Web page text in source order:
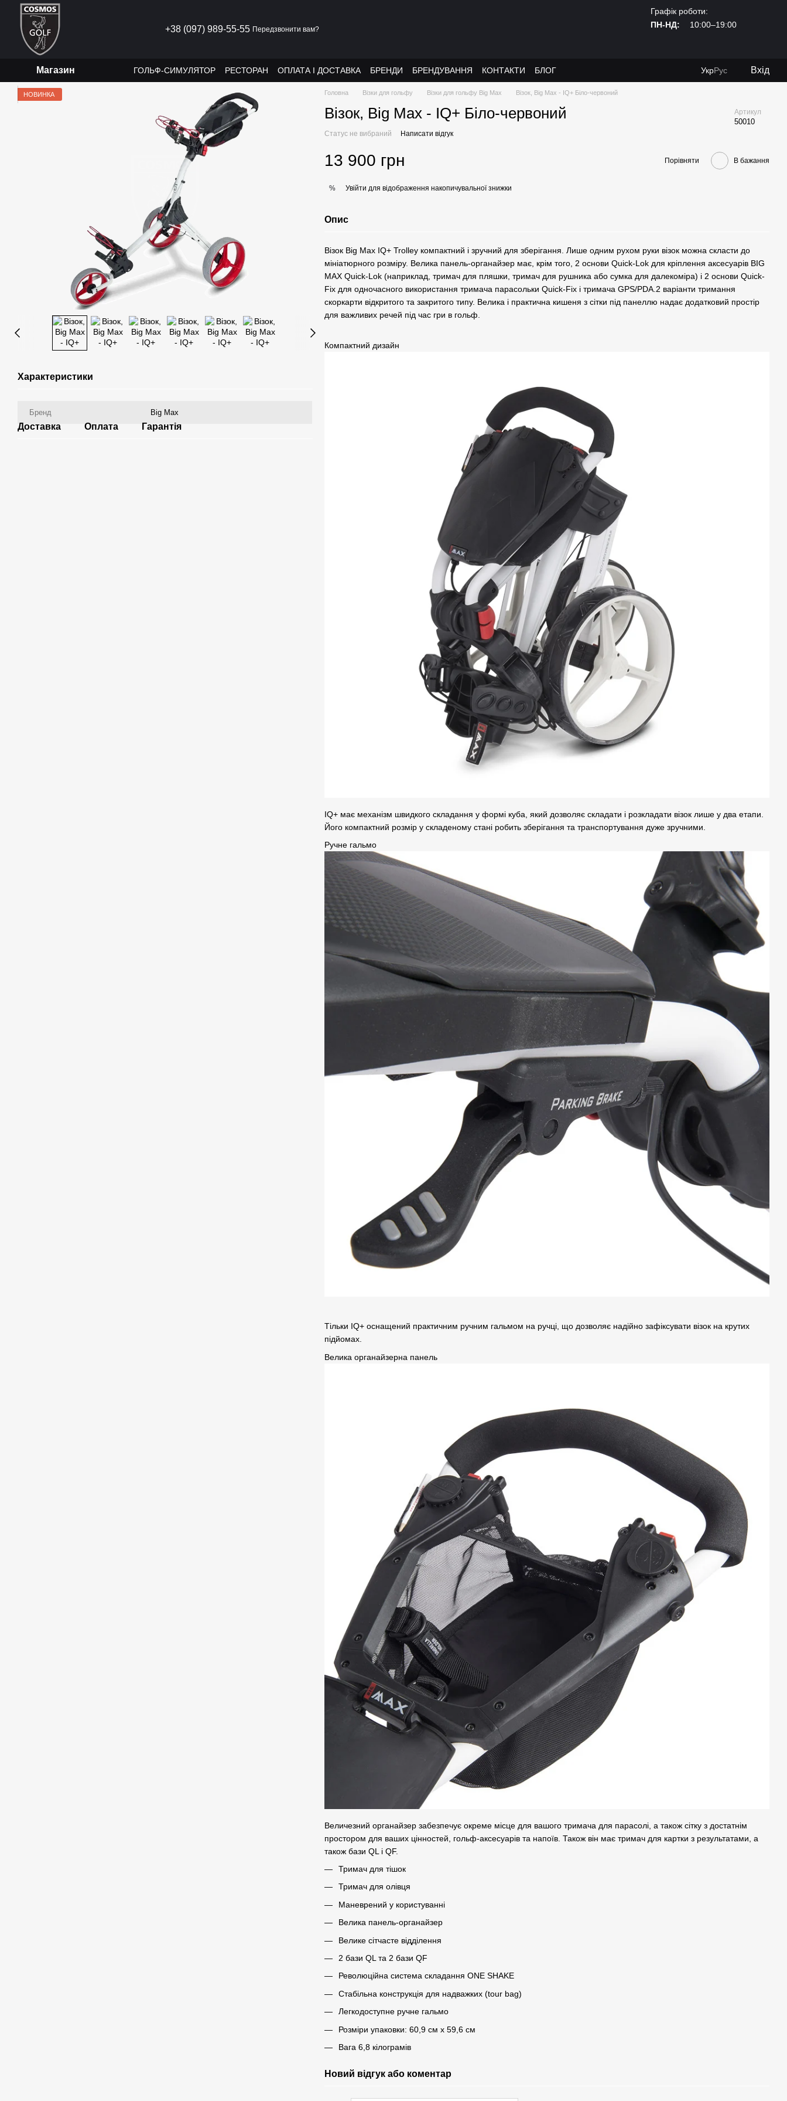
Перейти до основного контенту
+38 (097) 989-55-55 Передзвонити вам?
Графік роботи:
ПН-НД:
10:00–19:00
Магазин ГОЛЬФ-СИМУЛЯТОР РЕСТОРАН ОПЛАТА І ДОСТАВКА БРЕНДИ БРЕНДУВАННЯ КОНТАКТИ БЛОГ УкрРус Вхід
НОВИНКА
Характеристики
Бренд Big Max
Доставка Оплата Гарантія
Головна Візки для гольфу Візки для гольфу Big Max Візок, Big Max - IQ+ Біло-червоний
Візок, Big Max - IQ+ Біло-червоний Артикул
50010
Статус не вибраний Написати відгук
13 900 грн Порівняти В бажання
% Увійти для відображення накопичувальної знижки
Опис
Візок Big Max IQ+ Trolley компактний і зручний для зберігання. Лише одним рухом руки візок можна скласти до
мініатюрного розміру. Велика панель-органайзер має, крім того, 2 основи Quick-Lok для кріплення аксесуарів BIG
MAX Quick-Lok (наприклад, тримач для пляшки, тримач для рушника або сумка для далекоміра) і 2 основи Quick-
Fix для одночасного використання тримача парасольки Quick-Fix і тримача GPS/PDA.2 варіанти тримання
скоркарти відкритого та закритого типу. Велика і практична кишеня з сітки під панеллю надає додатковий простір
для важливих речей під час гри в гольф.
Компактний дизайн
IQ+ має механізм швидкого складання у формі куба, який дозволяє складати і розкладати візок лише у два етапи.
Його компактний розмір у складеному стані робить зберігання та транспортування дуже зручними.
Ручне гальмо
Тільки IQ+ оснащений практичним ручним гальмом на ручці, що дозволяє надійно зафіксувати візок на крутих
підйомах.
Велика органайзерна панель
Величезний органайзер забезпечує окреме місце для вашого тримача для парасолі, а також сітку з достатнім
простором для ваших цінностей, гольф-аксесуарів та напоїв. Також він має тримач для картки з результатами, а
також бази QL і QF.
Тримач для тішок
Тримач для олівця
Маневрений у користуванні
Велика панель-органайзер
Велике сітчасте відділення
2 бази QL та 2 бази QF
Революційна система складання ONE SHAKE
Стабільна конструкція для надважких (tour bag)
Легкодоступне ручне гальмо
Розміри упаковки: 60,9 см х 59,6 см
Вага 6,8 кілограмів
Новий відгук або коментар